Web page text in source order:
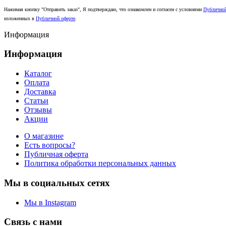
Нажимая кнопку "Отправить заказ", Я подтверждаю, что ознакомлен и согласен с условиями
изложенных в Публичной оферте
Информация
Информация
Каталог
Оплата
Доставка
Статьи
Отзывы
Акции
О магазине
Есть вопросы?
Публичная оферта
Политика обработки персональных данных
Мы в социальных сетях
Мы в Instagram
Связь с нами